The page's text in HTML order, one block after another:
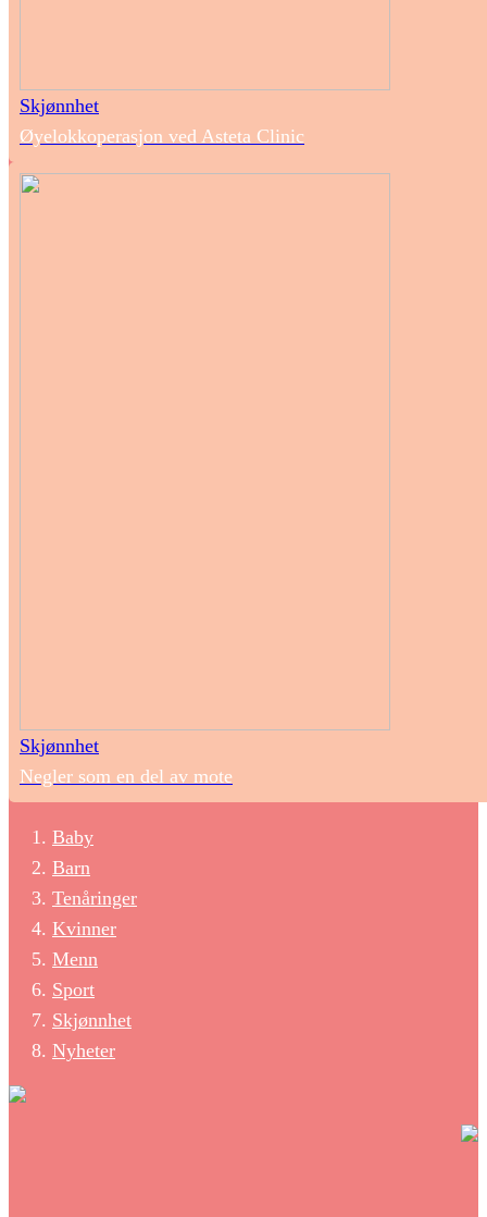
Skjønnhet
Øyelokkoperasjon ved Asteta Clinic
Skjønnhet
Negler som en del av mote
Baby
Barn
Tenåringer
Kvinner
Menn
Sport
Skjønnhet
Nyheter